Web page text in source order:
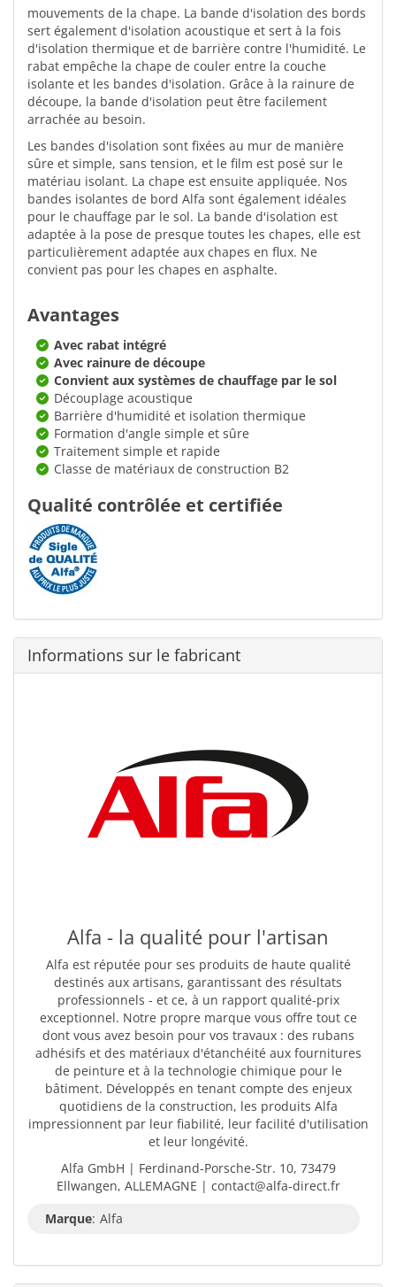
mouvements de la chape. La bande d'isolation des bords
sert également d'isolation acoustique et sert à la fois
d'isolation thermique et de barrière contre l'humidité. Le
rabat empêche la chape de couler entre la couche
isolante et les bandes d'isolation. Grâce à la rainure de
découpe, la bande d'isolation peut être facilement
arrachée au besoin.
Les bandes d'isolation sont fixées au mur de manière
sûre et simple, sans tension, et le film est posé sur le
matériau isolant. La chape est ensuite appliquée. Nos
bandes isolantes de bord Alfa sont également idéales
pour le chauffage par le sol. La bande d'isolation est
adaptée à la pose de presque toutes les chapes, elle est
particulièrement adaptée aux chapes en flux. Ne
convient pas pour les chapes en asphalte.
Avantages
Avec rabat intégré
Avec rainure de découpe
Convient aux systèmes de chauffage par le sol
Découplage acoustique
Barrière d'humidité et isolation thermique
Formation d'angle simple et sûre
Traitement simple et rapide
Classe de matériaux de construction B2
Qualité contrôlée et certifiée
Informations sur le fabricant
Alfa - la qualité pour l'artisan
Alfa est réputée pour ses produits de haute qualité
destinés aux artisans, garantissant des résultats
professionnels - et ce, à un rapport qualité-prix
exceptionnel. Notre propre marque vous offre tout ce
dont vous avez besoin pour vos travaux : des rubans
adhésifs et des matériaux d'étanchéité aux fournitures
de peinture et à la technologie chimique pour le
bâtiment. Développés en tenant compte des enjeux
quotidiens de la construction, les produits Alfa
impressionnent par leur fiabilité, leur facilité d'utilisation
et leur longévité.
Alfa GmbH | Ferdinand-Porsche-Str. 10, 73479
Ellwangen, ALLEMAGNE | contact@alfa-direct.fr
Marque: Alfa